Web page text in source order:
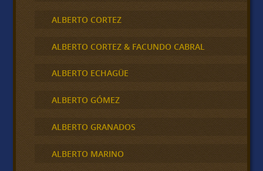
ALBERTO CORTEZ
ALBERTO CORTEZ & FACUNDO CABRAL
ALBERTO ECHAGÜE
ALBERTO GÓMEZ
ALBERTO GRANADOS
ALBERTO MARINO